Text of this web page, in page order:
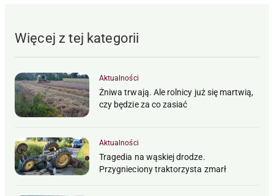
Więcej z tej kategorii
Aktualności
Żniwa trwają. Ale rolnicy już się martwią,
czy będzie za co zasiać
Aktualności
Tragedia na wąskiej drodze.
Przygnieciony traktorzysta zmarł